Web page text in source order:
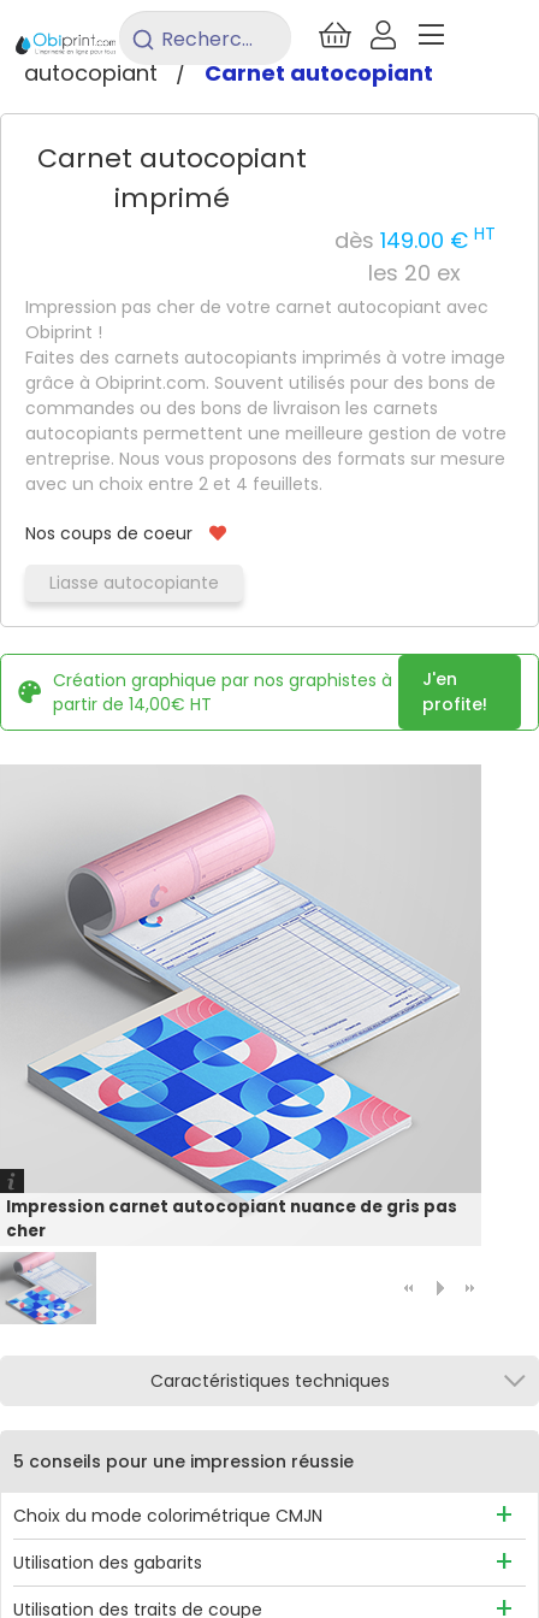
Rechercher
un
/ Imprimerie / Bureautique
Carnet
autocopiant
/ Carnet autocopiant
Carnet autocopiant
imprimé
dès 149.00 € HT
les 20 ex
Impression pas cher de votre carnet autocopiant avec
Obiprint !
Faites des carnets autocopiants imprimés à votre image
grâce à Obiprint.com. Souvent utilisés pour des bons de
commandes ou des bons de livraison les carnets
autocopiants permettent une meilleure gestion de votre
entreprise. Nous vous proposons des formats sur mesure
avec un choix entre 2 et 4 feuillets.
Nos coups de coeur
Liasse autocopiante
Création graphique par nos graphistes à
partir de 14,00€ HT
J'en
profite!
Impression carnet autocopiant nuance de gris pas
cher
Caractéristiques techniques
5 conseils pour une impression réussie
Choix du mode colorimétrique CMJN
Afin d'éviter toute variation de couleur, il est recommandé
d'utiliser le mode CMJN, avec de préférence, le profil ISO
Coated v3.
Utilisation des gabarits
Des gabarits sont disponibles pour chaque produit et
Utilisation des traits de coupe